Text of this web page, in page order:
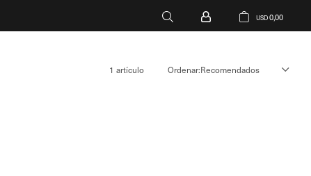
USD0,00
1 artículo Recomendados